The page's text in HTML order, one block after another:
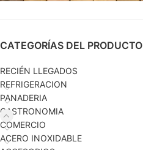
CATEGORÍAS DEL PRODUCTO
RECIÉN LLEGADOS
REFRIGERACION
PANADERIA
GASTRONOMIA
COMERCIO
ACERO INOXIDABLE